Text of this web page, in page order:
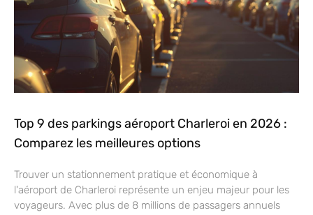
Top 9 des parkings aéroport Charleroi en 2026 :
Comparez les meilleures options
Trouver un stationnement pratique et économique à
l'aéroport de Charleroi représente un enjeu majeur pour les
voyageurs. Avec plus de 8 millions de passagers annuels